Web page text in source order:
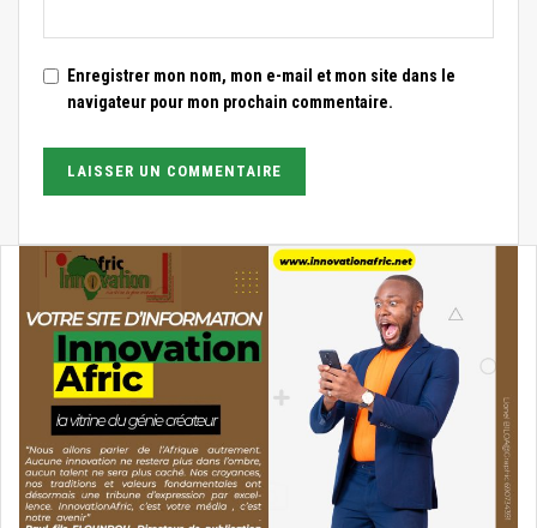
Enregistrer mon nom, mon e-mail et mon site dans le
navigateur pour mon prochain commentaire.